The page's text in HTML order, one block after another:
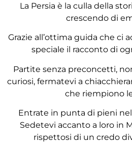
La Persia è la culla della
crescendo di
Grazie all’ottima guida che ci
speciale il racconto di
Partite senza preconcetti,
curiosi, fermatevi a
che riempiono
Entrate in punta di pieni
Sedetevi accanto a loro in
rispettosi di un credo